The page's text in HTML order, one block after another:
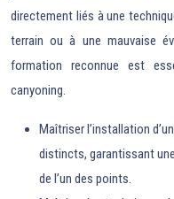
directement liés à une
terrain ou à une mauvaise
formation reconnue est
canyoning.
Maîtriser l’installation
distincts, garantissant
de l’un des points.